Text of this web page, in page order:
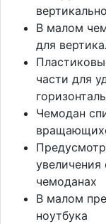
В малом
для
части для
Чемодан
чемоданах
В малом
ноутбука